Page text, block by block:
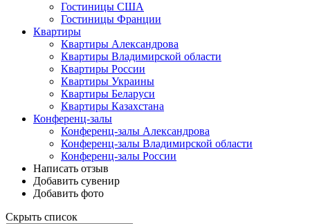
Гостиницы США
Гостиницы Франции
Квартиры
Квартиры Александрова
Квартиры Владимирской области
Квартиры России
Квартиры Украины
Квартиры Беларуси
Квартиры Казахстана
Конференц-залы
Конференц-залы Александрова
Конференц-залы Владимирской области
Конференц-залы России
Написать отзыв
Добавить сувенир
Добавить фото
Скрыть список